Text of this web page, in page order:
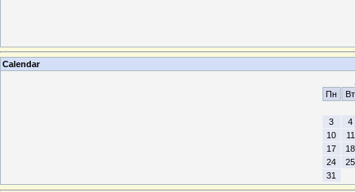
Calendar
Пн
Вт
3
4
10
11
17
18
24
25
31